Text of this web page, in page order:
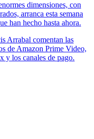
dimensiones, con
arranca esta semana
han hecho hasta ahora.
Arrabal comentan las
de Amazon Prime Video,
los canales de pago.